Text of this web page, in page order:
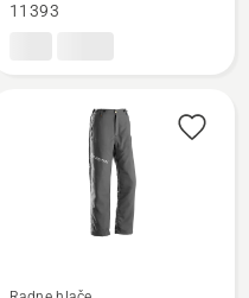
Hlače,
11393
Pogledajte